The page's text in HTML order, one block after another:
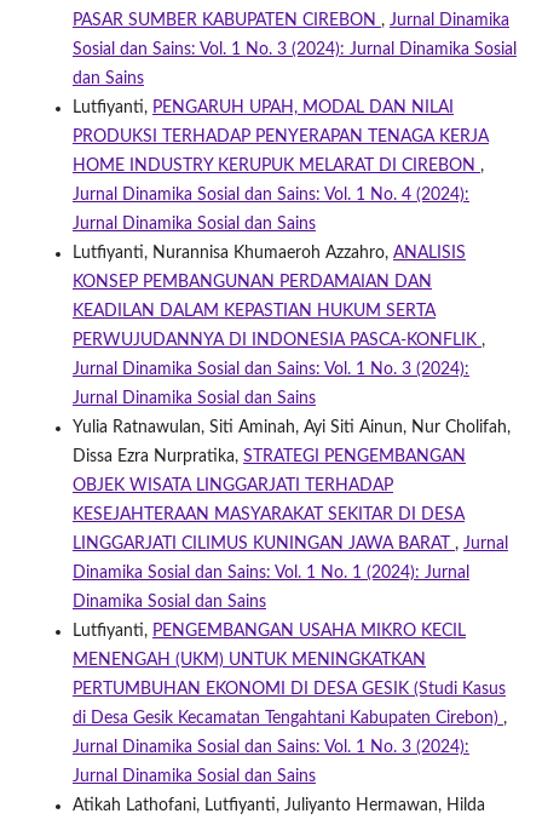
PASAR SUMBER KABUPATEN CIREBON , Jurnal Dinamika
Sosial dan Sains: Vol. 1 No. 3 (2024): Jurnal Dinamika Sosial
dan Sains
Lutfiyanti, PENGARUH UPAH, MODAL DAN NILAI
PRODUKSI TERHADAP PENYERAPAN TENAGA KERJA
HOME INDUSTRY KERUPUK MELARAT DI CIREBON ,
Jurnal Dinamika Sosial dan Sains: Vol. 1 No. 4 (2024):
Jurnal Dinamika Sosial dan Sains
Lutfiyanti, Nurannisa Khumaeroh Azzahro, ANALISIS
KONSEP PEMBANGUNAN PERDAMAIAN DAN
KEADILAN DALAM KEPASTIAN HUKUM SERTA
PERWUJUDANNYA DI INDONESIA PASCA-KONFLIK ,
Jurnal Dinamika Sosial dan Sains: Vol. 1 No. 3 (2024):
Jurnal Dinamika Sosial dan Sains
Yulia Ratnawulan, Siti Aminah, Ayi Siti Ainun, Nur Cholifah,
Dissa Ezra Nurpratika, STRATEGI PENGEMBANGAN
OBJEK WISATA LINGGARJATI TERHADAP
KESEJAHTERAAN MASYARAKAT SEKITAR DI DESA
LINGGARJATI CILIMUS KUNINGAN JAWA BARAT , Jurnal
Dinamika Sosial dan Sains: Vol. 1 No. 1 (2024): Jurnal
Dinamika Sosial dan Sains
Lutfiyanti, PENGEMBANGAN USAHA MIKRO KECIL
MENENGAH (UKM) UNTUK MENINGKATKAN
PERTUMBUHAN EKONOMI DI DESA GESIK (Studi Kasus
di Desa Gesik Kecamatan Tengahtani Kabupaten Cirebon) ,
Jurnal Dinamika Sosial dan Sains: Vol. 1 No. 3 (2024):
Jurnal Dinamika Sosial dan Sains
Atikah Lathofani, Lutfiyanti, Juliyanto Hermawan, Hilda